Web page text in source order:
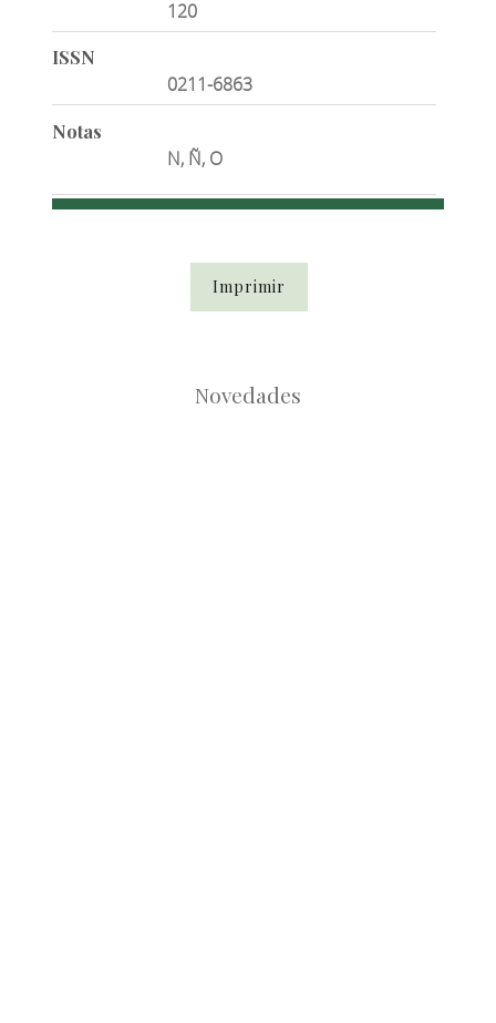
120
ISSN
0211-6863
Notas
N, Ñ, O
Imprimir
Novedades